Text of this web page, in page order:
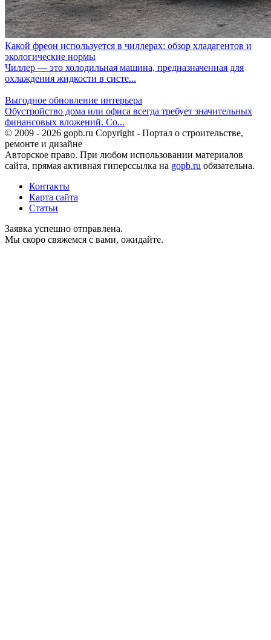
Какой фреон используется в чиллерах: обзор хладагентов и
экологические нормы
Чиллер — это холодильная машина, предназначенная для
охлаждения жидкости в систе...
Выгодное обновление интерьера
Обустройство дома или офиса всегда требует значительных
финансовых вложений. Со...
© 2009 - 2026 gopb.ru Copyright - Портал о строительстве,
ремонте и дизайне
Авторское право. При любом использовании материалов
сайта, прямая активная гиперссылка на gopb.ru обязательна.
Контакты
Карта сайта
Статьи
Заявка успешно отправлена.
Мы скоро свяжемся с вами, ожидайте.